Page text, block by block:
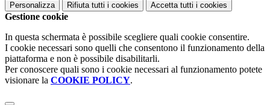
Personalizza Rifiuta tutti i cookies Accetta tutti i cookies
Gestione cookie
In questa schermata è possibile scegliere quali cookie consentire.
I cookie necessari sono quelli che consentono il funzionamento della
piattaforma e non è possibile disabilitarli.
Per conoscere quali sono i cookie necessari al funzionamento potete
visionare la COOKIE POLICY.